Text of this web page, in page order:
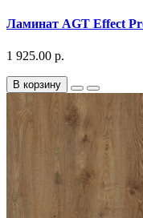
Ламинат AGT Effect
1 925.00 р.
В корзину